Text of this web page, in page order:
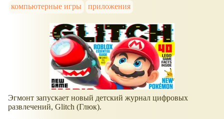
компьютерные игры
приложения
Эгмонт запускает новый детский журнал цифровых
развлечений, Glitch (Глюк).